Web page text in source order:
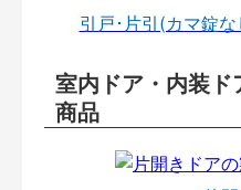
引戸･片引(カマ錠
室内ドア・内装
商品